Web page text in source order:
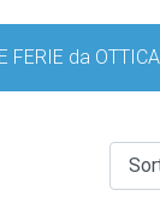
da OTTICA